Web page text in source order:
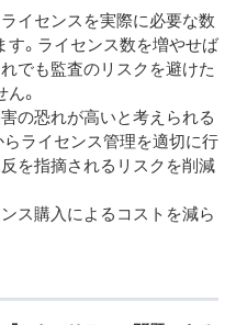
イセンスを実際に必要な数
。ライセンス数を増やせば
でも監査のリスクを避けた
。
の恐れが高いと考えられる
ライセンス管理を適切に行
を指摘されるリスクを削減
ス購入によるコストを減ら